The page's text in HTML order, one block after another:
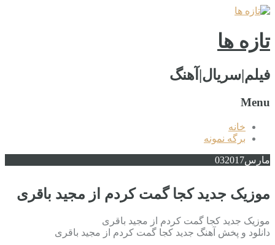
تازه ها
فیلم|سریال|آهنگ
Menu
خانه
برگه نمونه
مارس 032017
موزیک جدید کجا گمت کردم از مجید باقری
موزیک جدید کجا گمت کردم از مجید باقری
دانلود و پخش آهنگ جدید کجا گمت کردم از مجید باقری